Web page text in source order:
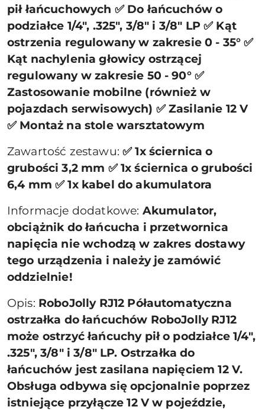
pił łańcuchowych ✅ Do łańcuchów o
podziałce 1/4″, .325″, 3/8″ i 3/8″ LP ✅ Kąt
ostrzenia regulowany w zakresie 0 - 35° ✅
Kąt nachylenia głowicy ostrzącej
regulowany w zakresie 50 - 90° ✅
Zastosowanie mobilne (również w
pojazdach serwisowych) ✅ Zasilanie 12 V
✅ Montaż na stole warsztatowym
Zawartość zestawu:✅ 1x ściernica o
grubości 3,2 mm ✅ 1x ściernica o grubości
6,4 mm ✅ 1x kabel do akumulatora
Informacje dodatkowe: Akumulator,
obciążnik do łańcucha i przetwornica
napięcia nie wchodzą w zakres dostawy
tego urządzenia i należy je zamówić
oddzielnie!
Opis: RoboJolly RJ12 Półautomatyczna
ostrzałka do łańcuchów RoboJolly RJ12
może ostrzyć łańcuchy pił o podziałce 1/4″,
.325″, 3/8″ i 3/8″ LP. Ostrzałka do
łańcuchów jest zasilana napięciem 12 V.
Obsługa odbywa się opcjonalnie poprzez
istniejące przyłącze 12 V w pojeździe,